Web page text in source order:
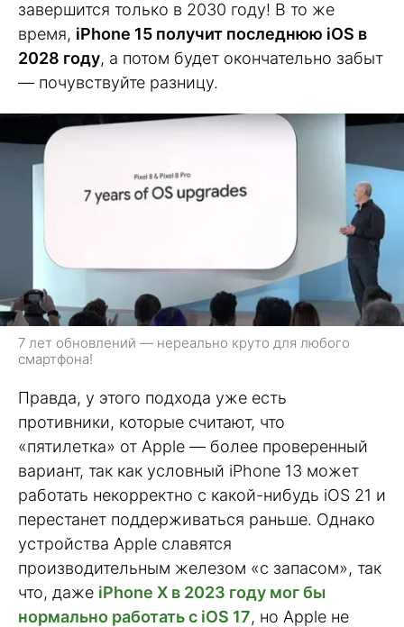
завершится только в 2030 году! В то же
время, iPhone 15 получит последнюю iOS в
2028 году, а потом будет окончательно забыт
— почувствуйте разницу.
7 лет обновлений — нереально круто для любого
смартфона!
Правда, у этого подхода уже есть
противники, которые считают, что
«пятилетка» от Apple — более проверенный
вариант, так как условный iPhone 13 может
работать некорректно с какой-нибудь iOS 21 и
перестанет поддерживаться раньше. Однако
устройства Apple славятся
производительным железом «с запасом», так
что, даже iPhone X в 2023 году мог бы
нормально работать с iOS 17, но Apple не